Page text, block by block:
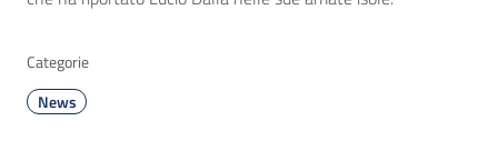
Categorie
News